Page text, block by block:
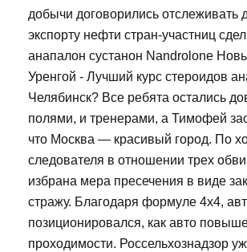
добычи договорились отслеживать
экспорту нефти стран-участниц
анапалон сустанон Nandrolone
Уренгой - Лучший курс стероидов
Челябинск? Все ребята остались
полями, и тренерами, а Тимофей
что Москва — красивый город. По
следователя в отношении трех
избрана мера пресечения в виде
стражу. Благодаря формуле 4х4,
позиционировался, как авто
проходимости. Россельхознадзор